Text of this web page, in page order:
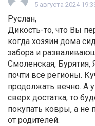
5 августа 2024
Руслан,
Дикость-то, что Вы
когда хозяин дома
забора и
Смоленская, Бурятия,
почти все регионы.
продолжать вечно. А
сверх достатка, то
покупать ковры, а не
от родителей.